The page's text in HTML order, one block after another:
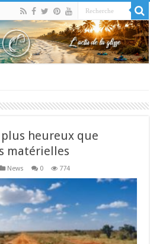
heureux que
matérielles
News 0 774